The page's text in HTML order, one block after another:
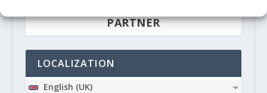
PARTNER
LOCALIZATION
English (UK)